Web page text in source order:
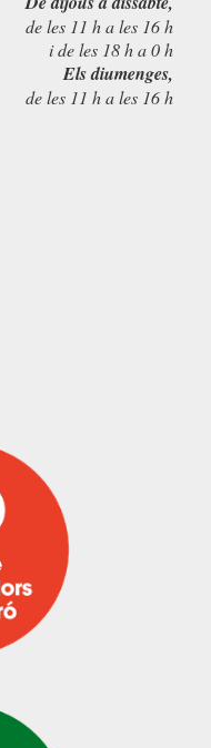
de les 11 h a les 16 h
i de les 18 h a 0 h
Els diumenges,
de les 11 h a les 16 h